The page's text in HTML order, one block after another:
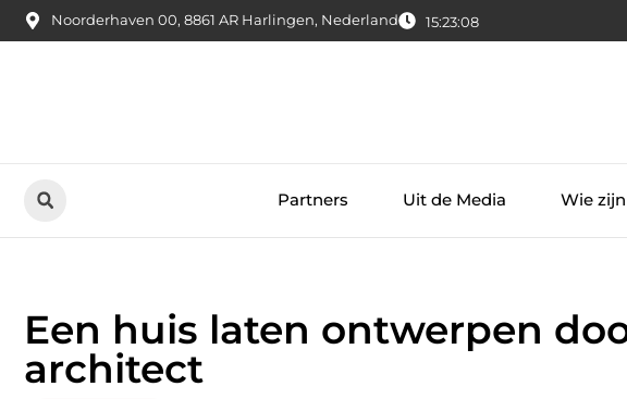
Noorderhaven 00, 8861 AR Harlingen, Nederland 15:23:10
Partners Uit de Media Wie
Een huis laten ontwerpen
architect